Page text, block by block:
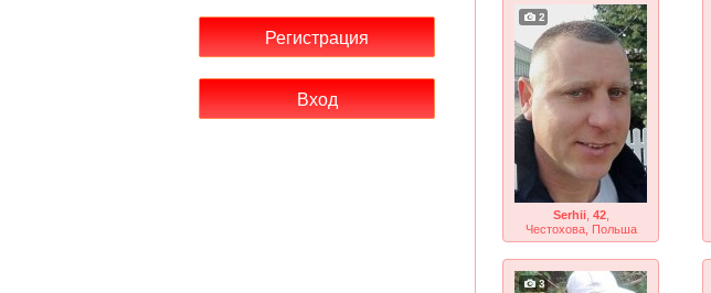
2
Serhii, 42,
Честохова, Польша
3